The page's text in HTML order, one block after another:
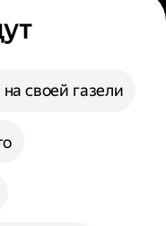
своей газели